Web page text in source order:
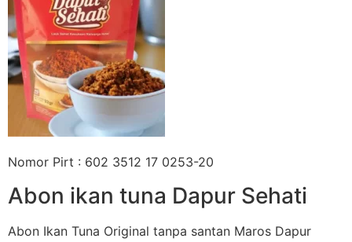
Nomor Pirt : 602 3512 17 0253-20
Abon ikan tuna Dapur Sehati
Abon Ikan Tuna Original tanpa santan Maros Dapur